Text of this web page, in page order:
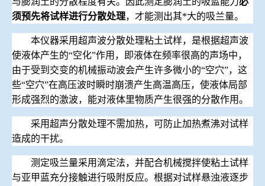
须预先将试样进行分散处理，才能测出其*大的吸兰量。
本仪器采用超声波分散处理粘土试样，是根据超声波
使液体产生的“空化”作用，即液体在频率很高的声场中，
由于受到交变的机械振动波会产生许多微小的“空穴”，这
些“空穴”在高压波时瞬时崩溃产生高温高压，使液体局部
形成强烈的激波，能对液体里物质产生很强的分散作用。
采用超声分散处理不需加热，可防止加热煮沸对试样
造成的干扰。
测定吸兰量采用滴定法，并配合机械搅拌使粘土试样
与亚甲蓝充分接触进行吸附反应。根据对试样悬浊液逐步